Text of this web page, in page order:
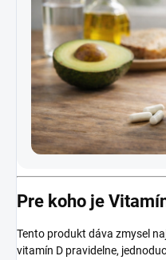
Pre koho je
Tento produkt dáva zmysel
vitamín D pravidelne,